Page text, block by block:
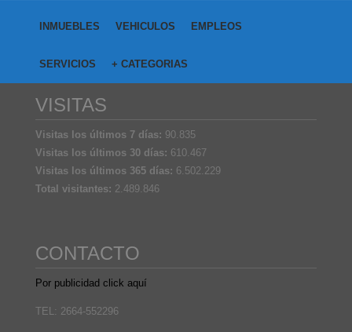
INMUEBLES VEHICULOS EMPLEOS
SERVICIOS + CATEGORIAS
VISITAS
Visitas los últimos 7 días: 90.835
Visitas los últimos 30 días: 610.467
Visitas los últimos 365 días: 6.502.229
Total visitantes: 2.489.846
CONTACTO
Por publicidad click aquí
TEL: 2664-552296